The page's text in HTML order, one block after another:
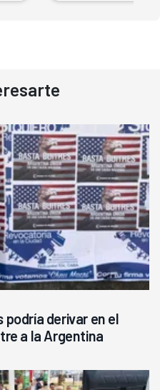
podría derivar en el
a la Argentina